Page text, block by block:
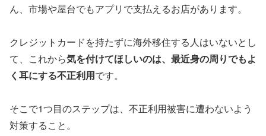
ん、市場や屋台でもアプリで支払えるお店があります。
クレジットカードを持たずに海外移住する人はいないとし
て、これから気を付けてほしいのは、最近身の周りでもよ
く耳にする不正利用です。
そこで1つ目のステップは、不正利用被害に遭わないよう
対策すること。